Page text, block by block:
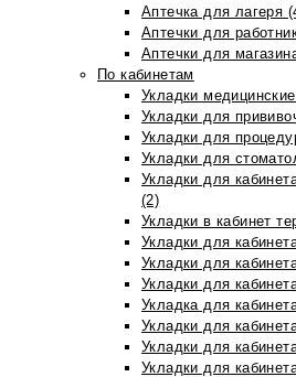
Аптечка для лагеря
Аптечки для
Аптечки для
По кабинетам
Укладки
Укладки для
Укладки для
Укладки для
Укладки для
(2)
Укладки в кабинет
Укладки для
Укладки для
Укладки для
Укладка для
Укладки для
Укладки для
Укладки для